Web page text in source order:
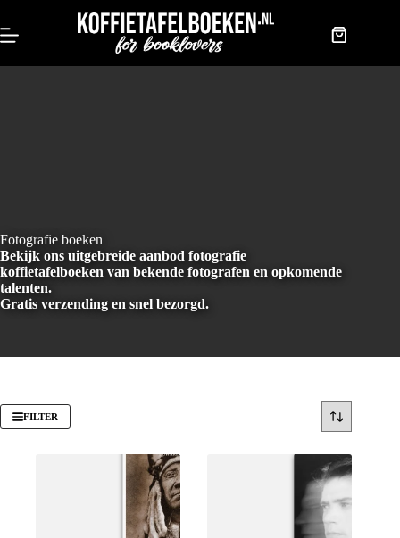
artikel
Fotografie boeken
Bekijk ons uitgebreide aanbod fotografie
koffietafelboeken van bekende fotografen en opkomende
talenten.
Gratis verzending en snel bezorgd.
FILTER